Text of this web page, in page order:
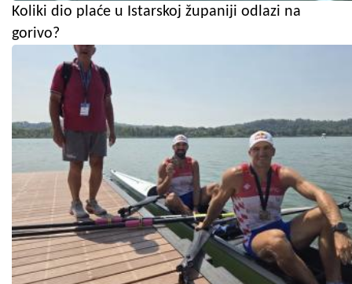
Koliki dio plaće u Istarskoj županiji odlazi na
gorivo?